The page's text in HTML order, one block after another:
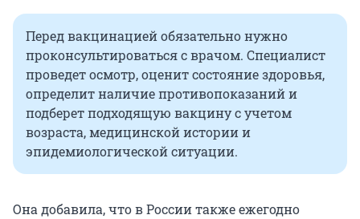
Перед вакцинацией обязательно нужно
проконсультироваться с врачом. Специалист
проведет осмотр, оценит состояние здоровья,
определит наличие противопоказаний и
подберет подходящую вакцину с учетом
возраста, медицинской истории и
эпидемиологической ситуации.
Она добавила, что в России также ежегодно